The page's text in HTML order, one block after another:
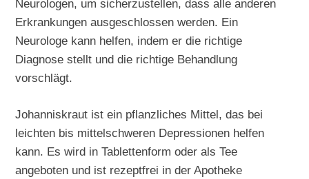
Neurologen, um sicherzustellen, dass alle anderen
Erkrankungen ausgeschlossen werden. Ein
Neurologe kann helfen, indem er die richtige
Diagnose stellt und die richtige Behandlung
vorschlägt.
Johanniskraut ist ein pflanzliches Mittel, das bei
leichten bis mittelschweren Depressionen helfen
kann. Es wird in Tablettenform oder als Tee
angeboten und ist rezeptfrei in der Apotheke